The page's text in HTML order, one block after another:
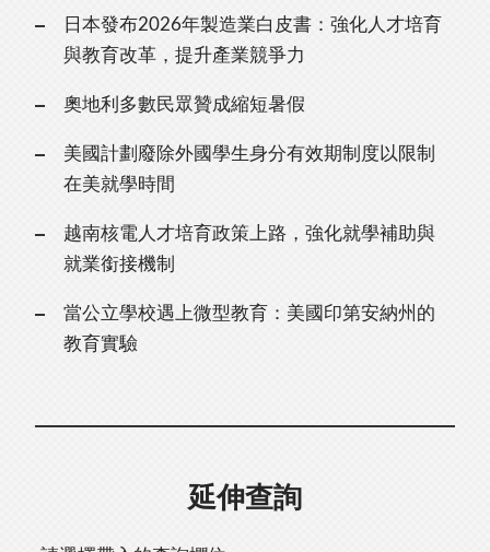
日本發布2026年製造業白皮書：強化人才培育
與教育改革，提升產業競爭力
奧地利多數民眾贊成縮短暑假
美國計劃廢除外國學生身分有效期制度以限制
在美就學時間
越南核電人才培育政策上路，強化就學補助與
就業銜接機制
當公立學校遇上微型教育：美國印第安納州的
教育實驗
延伸查詢